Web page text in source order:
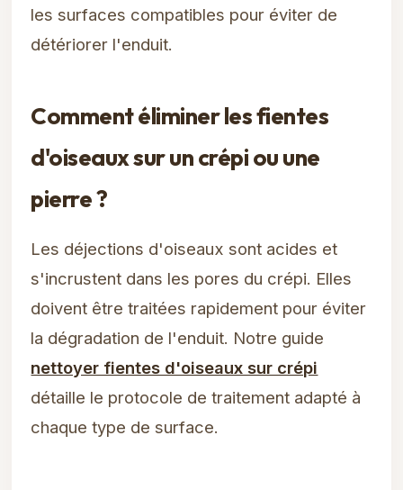
les surfaces compatibles pour éviter de
détériorer l'enduit.
Comment éliminer les fientes
d'oiseaux sur un crépi ou une
pierre ?
Les déjections d'oiseaux sont acides et
s'incrustent dans les pores du crépi. Elles
doivent être traitées rapidement pour éviter
la dégradation de l'enduit. Notre guide
nettoyer fientes d'oiseaux sur crépi
détaille le protocole de traitement adapté à
chaque type de surface.